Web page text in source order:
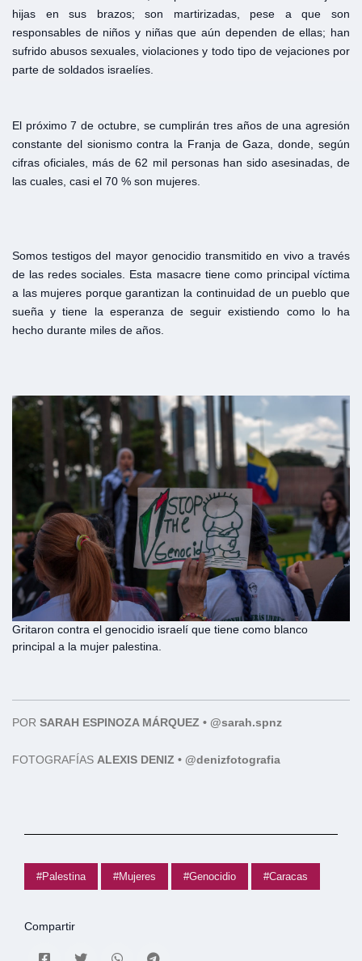
hijas en sus brazos; son martirizadas, pese a que son
responsables de niños y niñas que aún dependen de ellas; han
sufrido abusos sexuales, violaciones y todo tipo de vejaciones por
parte de soldados israelíes.
El próximo 7 de octubre, se cumplirán tres años de una agresión
constante del sionismo contra la Franja de Gaza, donde, según
cifras oficiales, más de 62 mil personas han sido asesinadas, de
las cuales, casi el 70 % son mujeres.
Somos testigos del mayor genocidio transmitido en vivo a través
de las redes sociales. Esta masacre tiene como principal víctima
a las mujeres porque garantizan la continuidad de un pueblo que
sueña y tiene la esperanza de seguir existiendo como lo ha
hecho durante miles de años.
Gritaron contra el genocidio israelí que tiene como blanco
principal a la mujer palestina.
POR SARAH ESPINOZA MÁRQUEZ • @sarah.spnz
FOTOGRAFÍAS ALEXIS DENIZ • @denizfotografia
#Palestina #Mujeres #Genocidio #Caracas
Compartir